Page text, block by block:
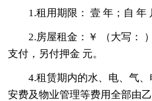
1.租用期限： 壹 年；自 年
2.房屋租金：￥ （大写：
支付，另付押金 元。
4.租赁期内的水、电、气
安费及物业管理等费用全部由乙